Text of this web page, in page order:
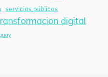
servicios públicos
digital